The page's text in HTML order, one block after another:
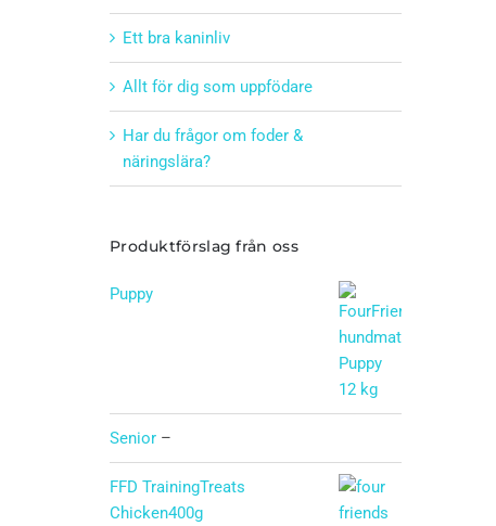
Ett bra kaninliv
Allt för dig som uppfödare
Har du frågor om foder &
näringslära?
Produktförslag från oss
Puppy
Senior –
FFD TrainingTreats
Chicken400g